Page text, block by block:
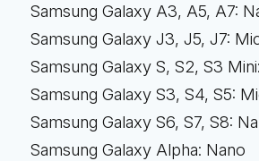
Samsung Galaxy A3, A5, A7:
Samsung Galaxy J3, J5, J7:
Samsung Galaxy S, S2, S3
Samsung Galaxy S3, S4, S5:
Samsung Galaxy S6, S7, S8:
Samsung Galaxy Alpha: Nano